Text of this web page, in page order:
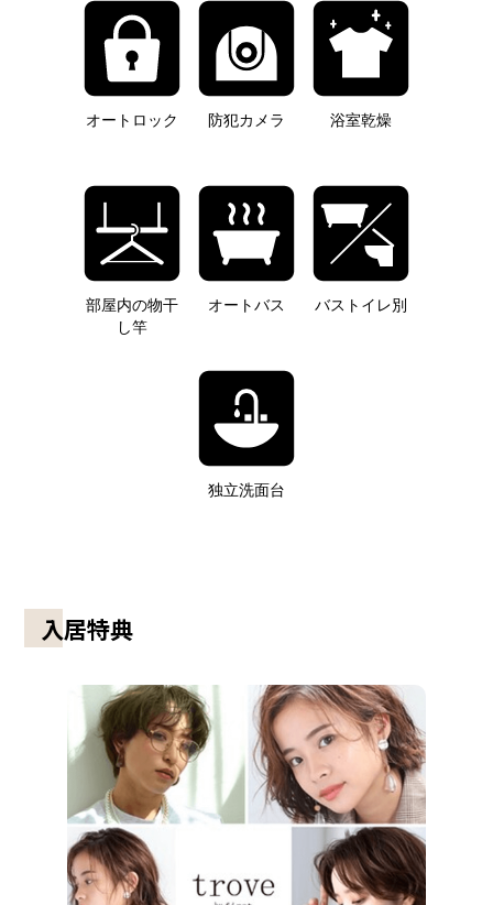
オートロック 防犯カメラ 浴室乾燥
部屋内の物干
し竿
オートバス バストイレ別
独立洗面台
入居特典